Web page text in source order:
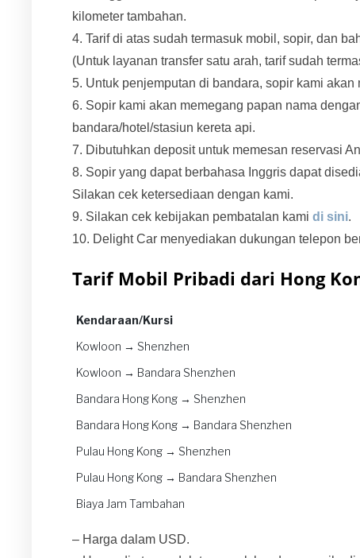
kilometer tambahan.
4. Tarif di atas sudah termasuk mobil, sopir, dan
(Untuk layanan transfer satu arah, tarif sudah
5. Untuk penjemputan di bandara, sopir kami
6. Sopir kami akan memegang papan nama
bandara/hotel/stasiun kereta api.
7. Dibutuhkan deposit untuk memesan reservasi
8. Sopir yang dapat berbahasa Inggris dapat
Silakan cek ketersediaan dengan kami.
9. Silakan cek kebijakan pembatalan kami di sini.
10. Delight Car menyediakan dukungan telepon
Tarif Mobil Pribadi dari Hong
Kendaraan/Kursi
Kendaraan/Kursi
Kowloon → Shenzhen
Kowloon → Bandara Shenzhen
Bandara Hong Kong → Shenzhen
Bandara Hong Kong → Bandara Shenzhen
Pulau Hong Kong → Shenzhen
Pulau Hong Kong → Bandara Shenzhen
Biaya Jam Tambahan
– Harga dalam USD.